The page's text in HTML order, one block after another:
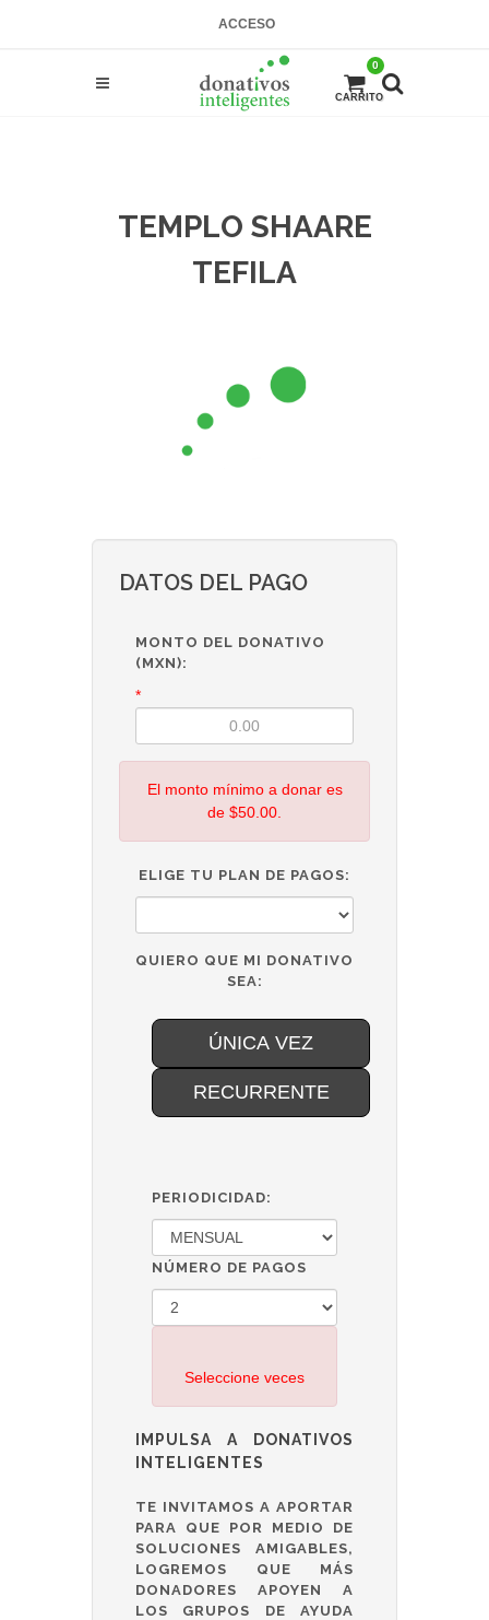
ACCESO
0
CARRITO
TEMPLO SHAARE
TEFILA
DATOS DEL PAGO
MONTO DEL DONATIVO
(MXN):
*
El monto mínimo a donar es
de $50.00
ELIGE TU PLAN DE PAGOS:
QUIERO QUE MI DONATIVO
SEA:
ÚNICA VEZ
RECURRENTE
PERIODICIDAD:
NÚMERO DE PAGOS
Seleccione veces
IMPULSA A DONATIVOS
INTELIGENTES
TE INVITAMOS A APORTAR
PARA QUE POR MEDIO DE
SOLUCIONES AMIGABLES,
LOGREMOS QUE MÁS
DONADORES APOYEN A
LOS GRUPOS DE AYUDA